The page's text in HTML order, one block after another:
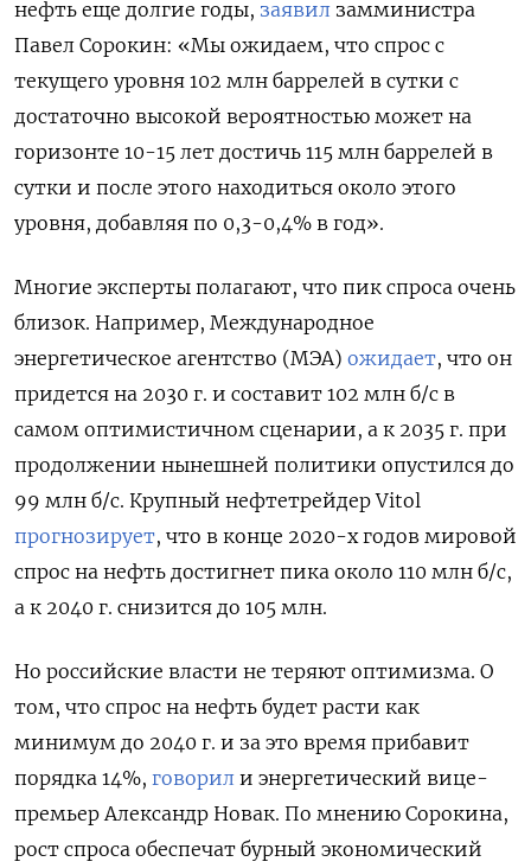
нефть еще долгие годы, заявил замминистра
Павел Сорокин: «Мы ожидаем, что спрос с
текущего уровня 102 млн баррелей в сутки с
достаточно высокой вероятностью может на
горизонте 10-15 лет достичь 115 млн баррелей в
сутки и после этого находиться около этого
уровня, добавляя по 0,3-0,4% в год».
Многие эксперты полагают, что пик спроса очень
близок. Например, Международное
энергетическое агентство (МЭА) ожидает, что он
придется на 2030 г. и составит 102 млн б/с в
самом оптимистичном сценарии, а к 2035 г. при
продолжении нынешней политики опустился до
99 млн б/с. Крупный нефтетрейдер Vitol
прогнозирует, что в конце 2020-х годов мировой
спрос на нефть достигнет пика около 110 млн б/с,
а к 2040 г. снизится до 105 млн.​
Но российские власти не теряют оптимизма. О
том, что спрос на нефть будет расти как
минимум до 2040 г. и за это время прибавит
порядка 14%, говорил и энергетический вице-
премьер Александр Новак. По мнению Сорокина,
рост спроса обеспечат бурный экономический